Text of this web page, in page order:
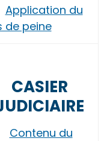
Application du
de peine
CASIER
Contenu du